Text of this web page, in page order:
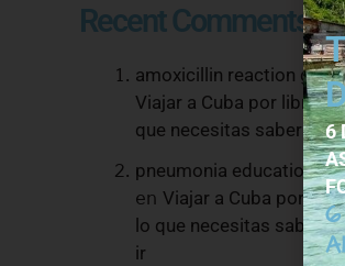
Recent Comments
amoxicillin reaction guide
Viajar a Cuba por libre:
que necesitas saber
pneumonia educational
en Viajar a Cuba por
lo que necesitas saber
ir
6
6